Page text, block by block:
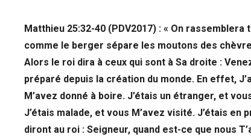
‭‭Matthieu‬ ‭25:32-40‬ ‭(PDV2017)‬‬ : « On
comme le berger sépare les moutons des
Alors le roi dira à ceux qui sont à Sa droite :
préparé depuis la création du monde. En effet,
M’avez donné à boire. J’étais un étranger, et
J’étais malade, et vous M’avez visité. J’étais
diront au roi : Seigneur, quand est-ce que nous